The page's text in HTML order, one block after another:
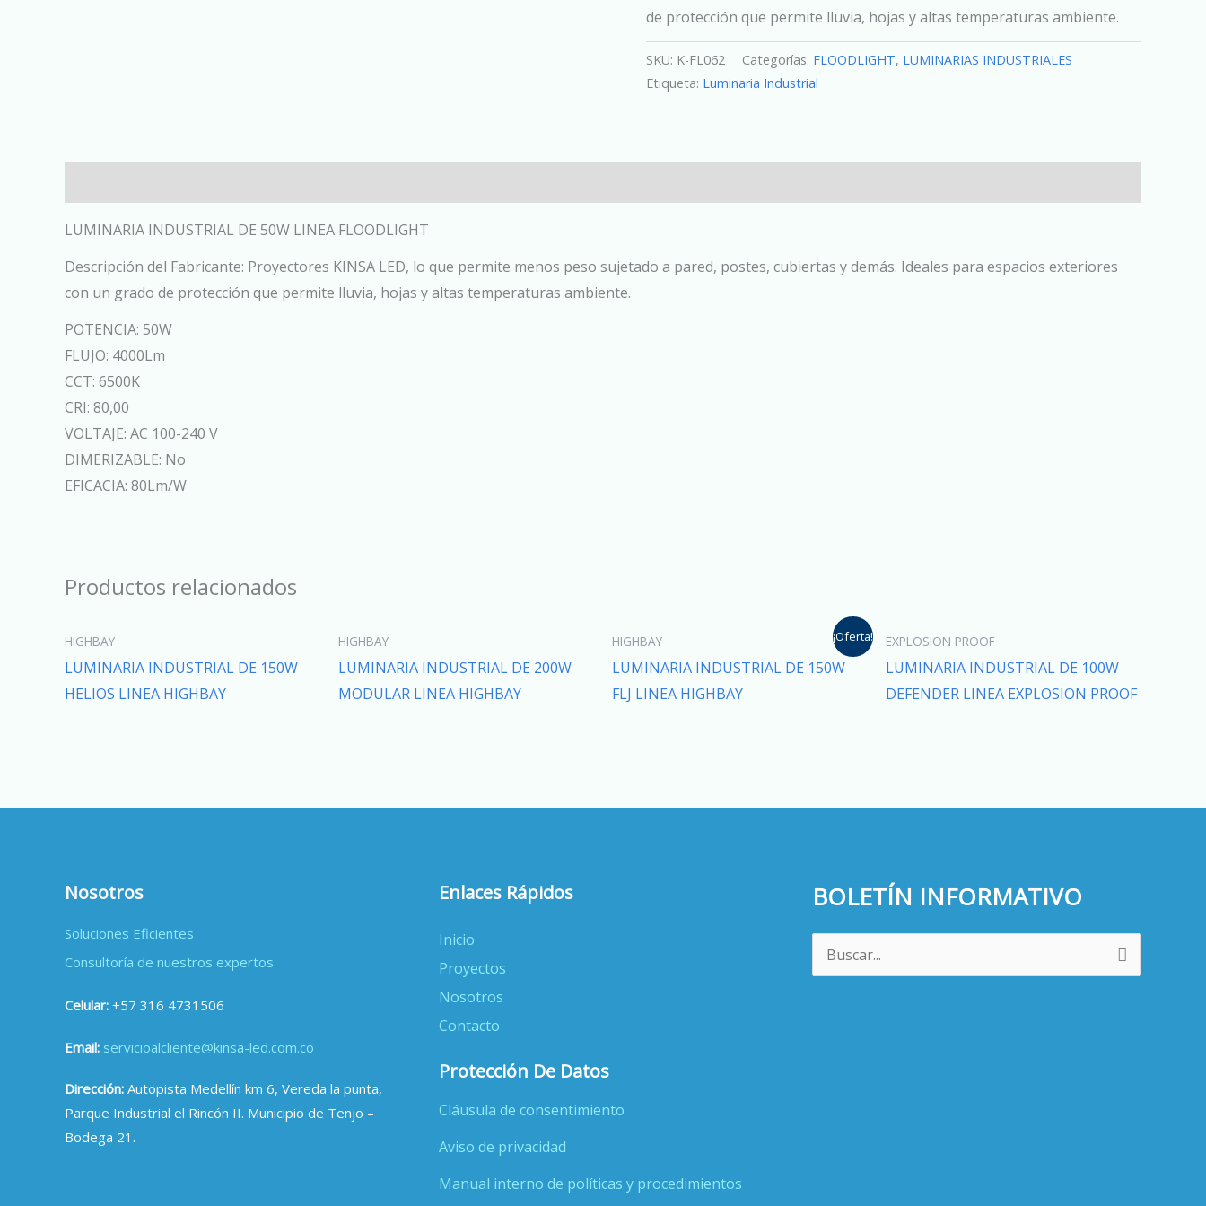
de protección que permite lluvia, hojas y altas temperaturas ambiente.
SKU: K-FL062 Categorías: FLOODLIGHT, LUMINARIAS INDUSTRIALES
Etiqueta: Luminaria Industrial
LUMINARIA INDUSTRIAL DE 50W LINEA FLOODLIGHT
Descripción del Fabricante: Proyectores KINSA LED, lo que permite menos peso sujetado a pared, postes, cubiertas y demás. Ideales para espacios exteriores
con un grado de protección que permite lluvia, hojas y altas temperaturas ambiente.
POTENCIA: 50W
FLUJO: 4000Lm
CCT: 6500K
CRI: 80,00
VOLTAJE: AC 100-240 V
DIMERIZABLE: No
EFICACIA: 80Lm/W
Productos relacionados
HIGHBAY
LUMINARIA INDUSTRIAL DE 150W
HELIOS LINEA HIGHBAY
HIGHBAY
LUMINARIA INDUSTRIAL DE 200W
MODULAR LINEA HIGHBAY
¡Oferta!
HIGHBAY
LUMINARIA INDUSTRIAL DE 150W
FLJ LINEA HIGHBAY
EXPLOSION PROOF
LUMINARIA INDUSTRIAL DE 100W
DEFENDER LINEA EXPLOSION PROOF
Nosotros
Soluciones Eficientes
Consultoría de nuestros expertos
Celular: +57 316 4731506
Email: servicioalcliente@kinsa-led.com.co
Dirección: Autopista Medellín km 6, Vereda la punta,
Parque Industrial el Rincón II. Municipio de Tenjo –
Bodega 21.
Enlaces Rápidos
Inicio
Proyectos
Nosotros
Contacto
Protección De Datos
Cláusula de consentimiento
Aviso de privacidad
Manual interno de políticas y procedimientos
BOLETÍN INFORMATIVO
Buscar
por: